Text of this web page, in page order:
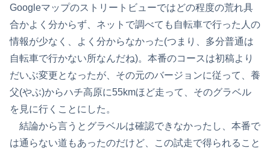
Googleマップのストリートビューではどの程度の荒れ具
合かよく分からず、ネットで調べても自転車で行った人の
情報が少なく、よく分からなかった(つまり、多分普通は
自転車で行かない所なんだね)。本番のコースは初稿より
だいぶ変更となったが、その元のバージョンに従って、養
父(やぶ)からハチ高原に55kmほど走って、そのグラベル
を見に行くことにした。
結論から言うとグラベルは確認できなかったし、本番で
は通らない道もあったのだけど、この試走で得られること